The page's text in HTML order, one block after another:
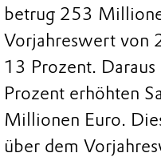
betrug 253
Vorjahreswert von
13 Prozent.
Prozent erhöhten
Millionen Euro.
über dem